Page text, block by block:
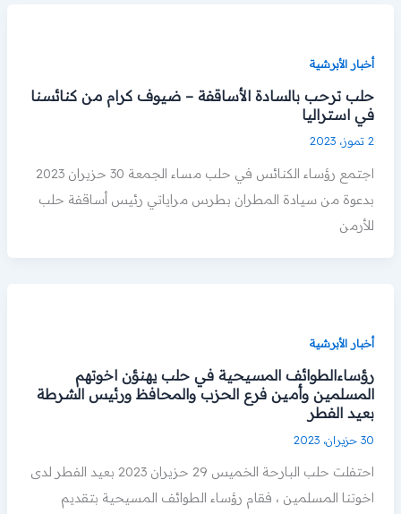
أخبار الأبرشية
حلب ترحب بالسادة الأساقفة – ضيوف كرام من كنائسنا
في استراليا
2 تموز، 2023
اجتمع رؤساء الكنائس في حلب مساء الجمعة 30 حزيران 2023
بدعوة من سيادة المطران بطرس مراياتي رئيس أساقفة حلب
للأرمن
أخبار الأبرشية
رؤساءالطوائف المسيحية في حلب يهنؤن اخوتهم
المسلمين وأمين فرع الحزب والمحافظ ورئيس الشرطة
بعيد الفطر
30 حزيران، 2023
احتفلت حلب البارحة الخميس 29 حزيران 2023 بعيد الفطر لدى
اخوتنا المسلمين ، فقام رؤساء الطوائف المسيحية بتقديم